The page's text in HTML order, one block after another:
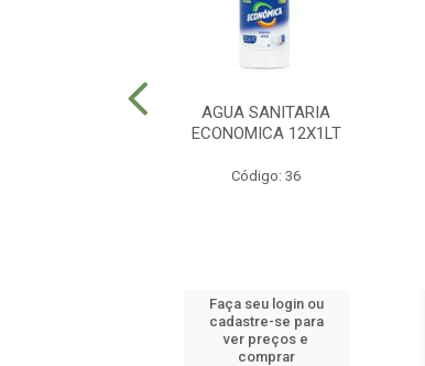
AGUA SANITARIA
ECONOMICA 12X1LT
Código: 36
Faça seu login ou
cadastre-se para
ver preços e
comprar